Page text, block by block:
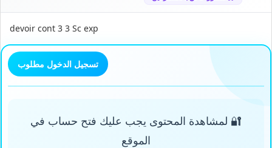
Devoirs et autres exercices
devoir cont 3 3 Sc exp
تسجيل الدخول مطلوب
🔐 لمشاهدة المحتوى يجب عليك فتح حساب في
الموقع